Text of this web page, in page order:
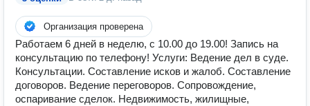
Организация проверена
Работаем 6 дней в неделю, с 10.00 до 19.00! Запись на
консультацию по телефону! Услуги: Ведение дел в суде.
Консультации. Составление исков и жалоб. Составление
договоров. Ведение переговоров. Сопровождение,
оспаривание сделок. Недвижимость, жилищные,